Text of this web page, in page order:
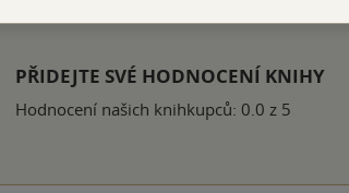
PŘIDEJTE SVÉ HODNOCENÍ KNIHY
Hodnocení našich knihkupců: 0.0 z 5